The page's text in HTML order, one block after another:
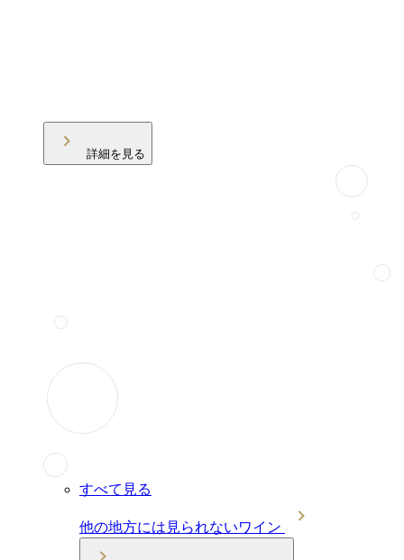
詳細を見る
すべて見る
他の地方には見られないワイン